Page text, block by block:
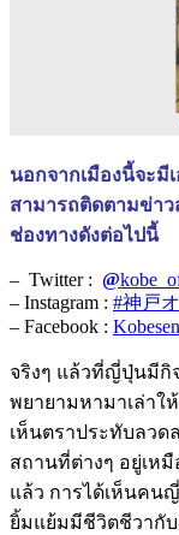
นอกจากเมืองนี้จะมี
สามารถติดตามข่าว
ช่องทางดังต่อไปนี้
– Twitter : @
– Instagram : #神戸
– Facebook :
จริงๆ แล้วที่ญี่ปุ่นมีกิ
พยายามหามาเล่าใ
เห็นตราประทับลวด
สถานที่ต่างๆ อยู่เห
แล้ว การได้เห็นค
ยิ้มแย้มมีชีวิตชีวากับ